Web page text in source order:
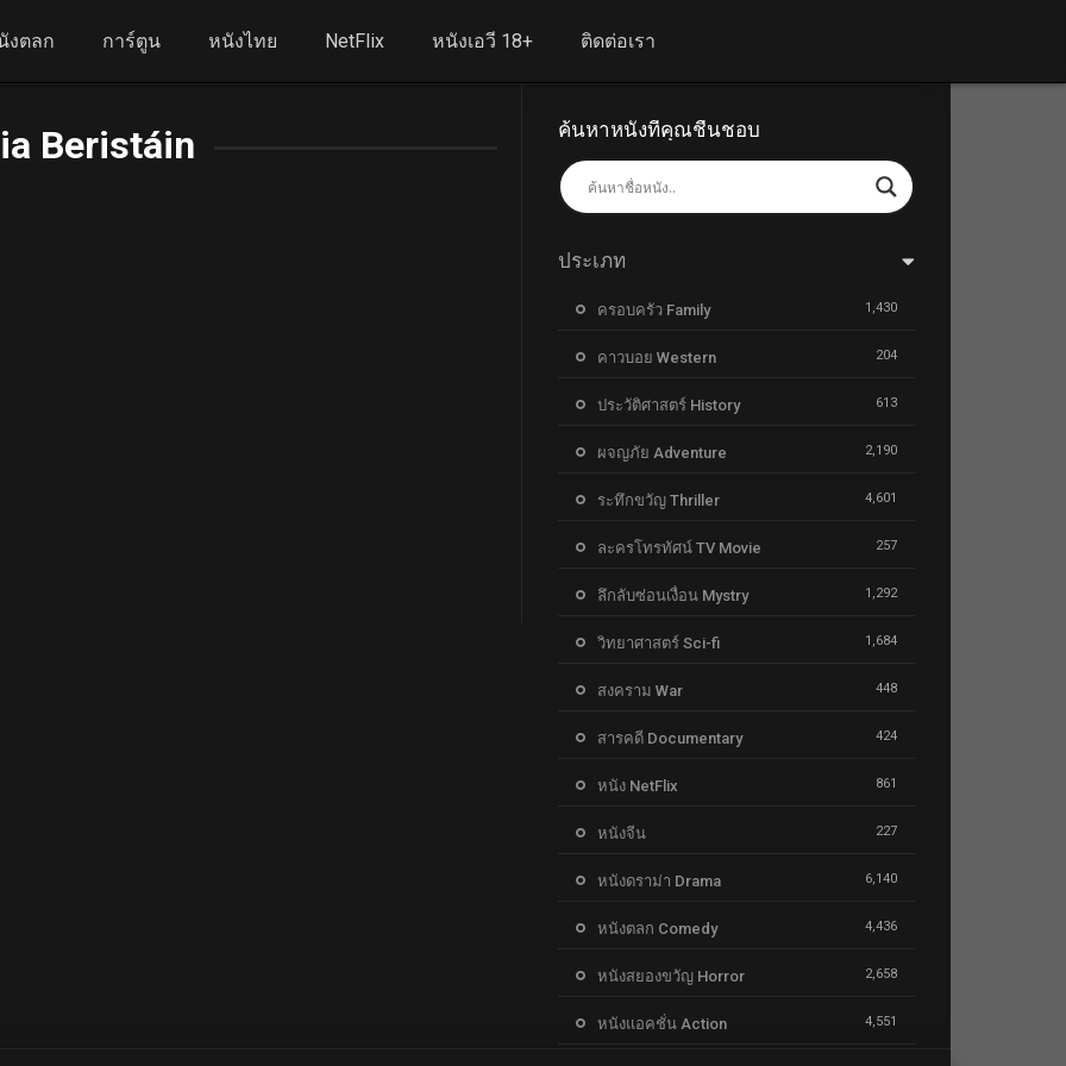
งตลก การ์ตูน หนังไทย NetFlix หนังเอวี 18+ ติดต่อเรา
Beristáin ค้นหาหนังที่คุณชื่นชอบ
ประเภท
ครอบครัว Family 1,430
คาวบอย Western 204
ประวัติศาสตร์ History 613
ผจญภัย Adventure 2,190
ระทึกขวัญ Thriller 4,601
ละครโทรทัศน์ TV Movie 257
ลึกลับซ่อนเงื่อน Mystry 1,292
วิทยาศาสตร์ Sci-fi 1,684
สงคราม War 448
สารคดี Documentary 424
หนัง NetFlix 861
หนังจีน 227
หนังดราม่า Drama 6,140
หนังตลก Comedy 4,436
หนังสยองขวัญ Horror 2,658
หนังแอคชั่น Action 4,551